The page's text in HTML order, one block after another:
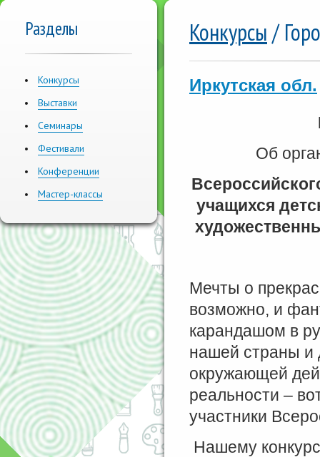
Разделы
Конкурсы
Выставки
Семинары
Фестивали
Конференции
Мастер-классы
Конкурсы/
Иркутская обл.
Об
учащихся
Мечты о
возможно, и
карандашом в
нашей страны и
окружающей
реальности –
участники
Нашему